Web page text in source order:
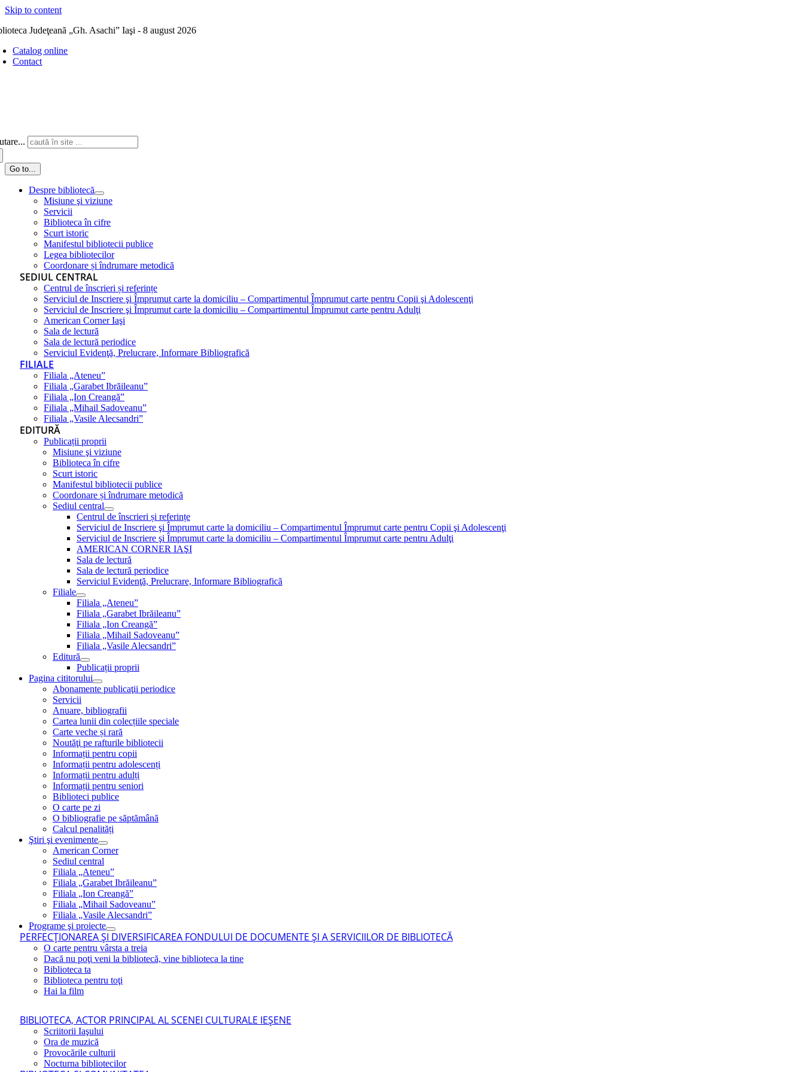
Skip to content
Judeţeană „Gh. Asachi” Iaşi - 8 august 2026
Catalog online
Contact
Go to...
Despre bibliotecă
Misiune şi viziune
Servicii
Biblioteca în cifre
Scurt istoric
Manifestul bibliotecii publice
Legea bibliotecilor
Coordonare și îndrumare metodică
SEDIUL CENTRAL
Centrul de înscrieri și referințe
Serviciul de Inscriere şi Împrumut carte la domiciliu – Compartimentul Împrumut carte pentru Copii şi Adolescenţi
Serviciul de Inscriere şi Împrumut carte la domiciliu – Compartimentul Împrumut carte pentru Adulţi
American Corner Iaşi
Sala de lectură
Sala de lectură periodice
Serviciul Evidenţă, Prelucrare, Informare Bibliografică
FILIALE
Filiala „Ateneu”
Filiala „Garabet Ibrăileanu”
Filiala „Ion Creangă”
Filiala „Mihail Sadoveanu”
Filiala „Vasile Alecsandri”
EDITURĂ
Publicații proprii
Misiune şi viziune
Biblioteca în cifre
Scurt istoric
Manifestul bibliotecii publice
Coordonare și îndrumare metodică
Sediul central
Centrul de înscrieri și referințe
Serviciul de Inscriere şi Împrumut carte la domiciliu – Compartimentul Împrumut carte pentru Copii şi Adolescenţi
Serviciul de Inscriere şi Împrumut carte la domiciliu – Compartimentul Împrumut carte pentru Adulţi
AMERICAN CORNER IAŞI
Sala de lectură
Sala de lectură periodice
Serviciul Evidenţă, Prelucrare, Informare Bibliografică
Filiale
Filiala „Ateneu”
Filiala „Garabet Ibrăileanu”
Filiala „Ion Creangă”
Filiala „Mihail Sadoveanu”
Filiala „Vasile Alecsandri”
Editură
Publicații proprii
Pagina cititorului
Abonamente publicaţii periodice
Servicii
Anuare, bibliografii
Cartea lunii din colecțiile speciale
Carte veche și rară
Noutăţi pe rafturile bibliotecii
Informații pentru copii
Informații pentru adolescenți
Informații pentru adulți
Informații pentru seniori
Biblioteci publice
O carte pe zi
O bibliografie pe săptămână
Calcul penalități
Ştiri şi evenimente
American Corner
Sediul central
Filiala „Ateneu”
Filiala „Garabet Ibrăileanu”
Filiala „Ion Creangă”
Filiala „Mihail Sadoveanu”
Filiala „Vasile Alecsandri”
Programe şi proiecte
PERFECŢIONAREA ŞI DIVERSIFICAREA FONDULUI DE DOCUMENTE ŞI A SERVICIILOR DE BIBLIOTECĂ
O carte pentru vârsta a treia
Dacă nu poţi veni la bibliotecă, vine biblioteca la tine
Biblioteca ta
Biblioteca pentru toţi
Hai la film
BIBLIOTECA, ACTOR PRINCIPAL AL SCENEI CULTURALE IEŞENE
Scriitorii Iaşului
Ora de muzică
Provocările culturii
Nocturna bibliotecilor